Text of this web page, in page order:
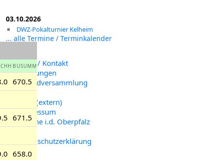
BUSUMM
670.5
671.5
658.0
03.10.2026
DWZ-Pokalturnier Kelheim
... alle Termine / Terminkalender
Team / Kontakt
Ordnungen
Jugendversammlung
Links
DWZ (extern)
Impressum
Vereine i.d. Oberpfalz
Datenschutzerklärung